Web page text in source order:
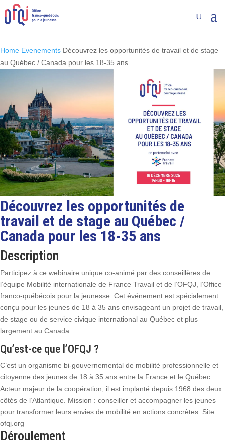
Home Evenements Découvrez les opportunités de travail et de stage
au Québec / Canada pour les 18-35 ans
Découvrez les opportunités de
travail et de stage au Québec /
Canada pour les 18-35 ans
Description
Participez à ce webinaire unique co-animé par des conseillères de
l’équipe Mobilité internationale de France Travail et de l’OFQJ, l’Office
franco-québécois pour la jeunesse. Cet événement est spécialement
conçu pour les jeunes de 18 à 35 ans envisageant un projet de travail,
de stage ou de service civique international au Québec et plus
largement au Canada.
Qu’est-ce que l’OFQJ ?
C’est un organisme bi-gouvernemental de mobilité professionnelle et
citoyenne des jeunes de 18 à 35 ans entre la France et le Québec.
Acteur majeur de la coopération, il est implanté depuis 1968 des deux
côtés de l’Atlantique. Mission : conseiller et accompagner les jeunes
pour transformer leurs envies de mobilité en actions concrètes. Site:
ofqj.org
Déroulement